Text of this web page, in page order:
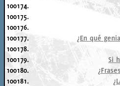
100174.
100175.
100176.
100177.
¿En qué
100178.
100179.
Si
100180.
100181.